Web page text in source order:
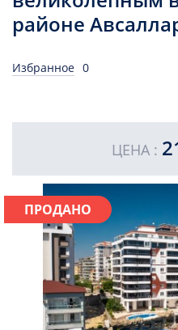
районе
Избранное 0
ЦЕНА :
ПРОДАНО